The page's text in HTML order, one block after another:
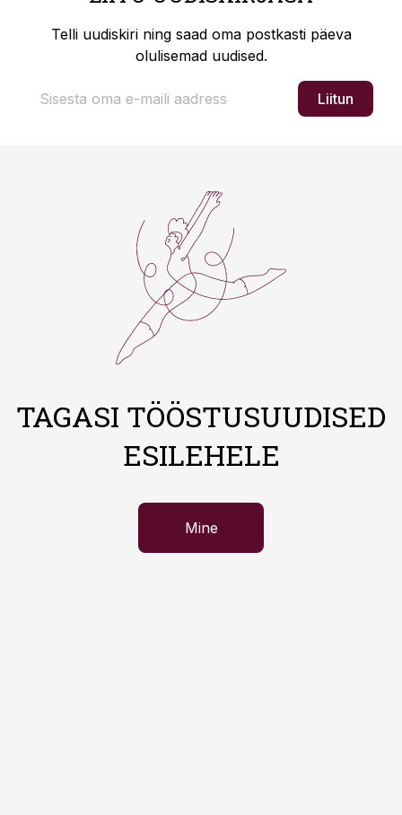
Telli uudiskiri ning saad oma postkasti päeva
olulisemad uudised.
Liitun
TAGASI TÖÖSTUSUUDISED
ESILEHELE
Mine